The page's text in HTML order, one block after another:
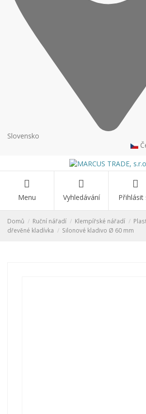
Slovensko
Menu Vyhledávání Přihlásit
Domů Ruční nářadí Klempířské nářadí
dřevěné kladívka
Silonové kladivo Ø 60 mm